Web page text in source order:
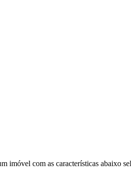
imóvel com as características abaixo